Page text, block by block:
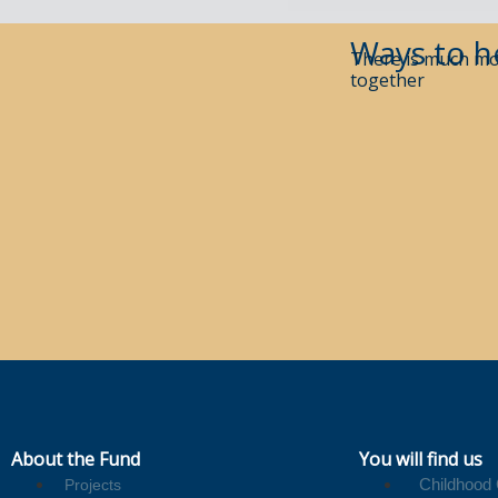
Ways to
There is much
together
About the Fund
Projects
You will find us
Childhood